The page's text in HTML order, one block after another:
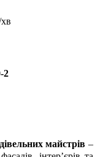
2
майстрів –